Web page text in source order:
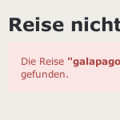
Reise
Die Reise
gefunden.